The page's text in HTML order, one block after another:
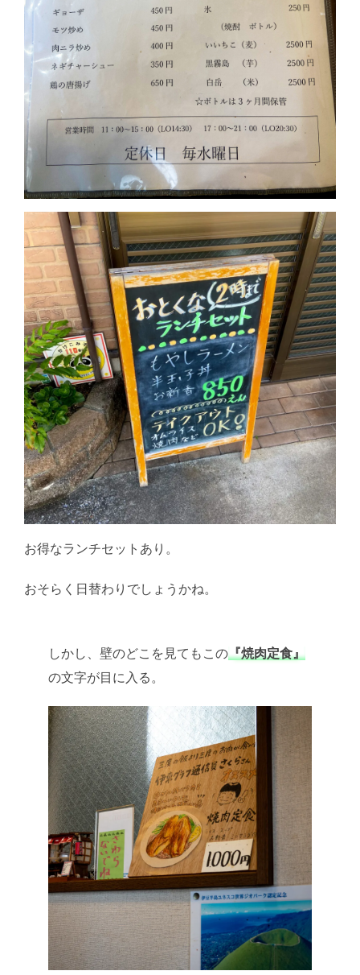
お得なランチセットあり。
おそらく日替わりでしょうかね。
しかし、壁のどこを見てもこの『焼肉定食』
の文字が目に入る。